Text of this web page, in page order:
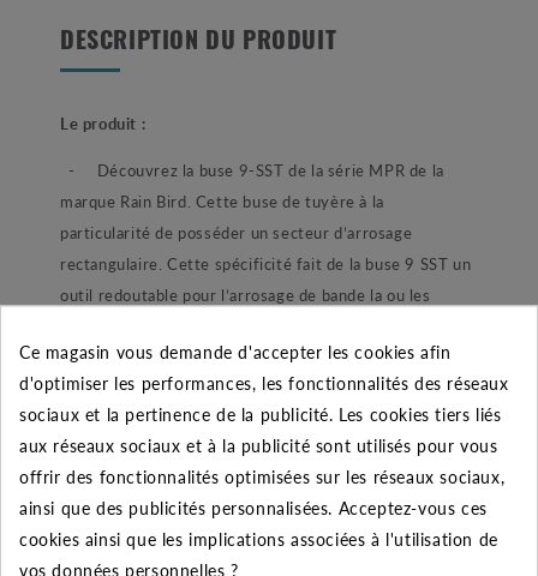
DESCRIPTION DU PRODUIT
Le produit :
- Découvrez la buse 9-SST de la série MPR de la
marque Rain Bird. Cette buse de tuyère à la
particularité de posséder un secteur d’arrosage
rectangulaire. Cette spécificité fait de la buse 9 SST un
outil redoutable pour l’arrosage de bande la ou les
la série MPR de Rain Bird, cette gamme de buse pour
tuyère à la particularité de permettre un débit
proportionnel à la surface arrosé quel que soit la portée
ou le secteur d’arrosage. Votre arrosage automatique
permettra alors un arrosage uniforme et plus sain pour
votre jardin. Comme toute les buse Rain Bird ce modèle
possède une vis de bridage du jet, il est fortement
Ce magasin vous demande d'accepter les cookies afin
d'optimiser les performances, les fonctionnalités des réseaux
sociaux et la pertinence de la publicité. Les cookies tiers liés
aux réseaux sociaux et à la publicité sont utilisés pour vous
offrir des fonctionnalités optimisées sur les réseaux sociaux,
ainsi que des publicités personnalisées. Acceptez-vous ces
cookies ainsi que les implications associées à l'utilisation de
vos données personnelles ?